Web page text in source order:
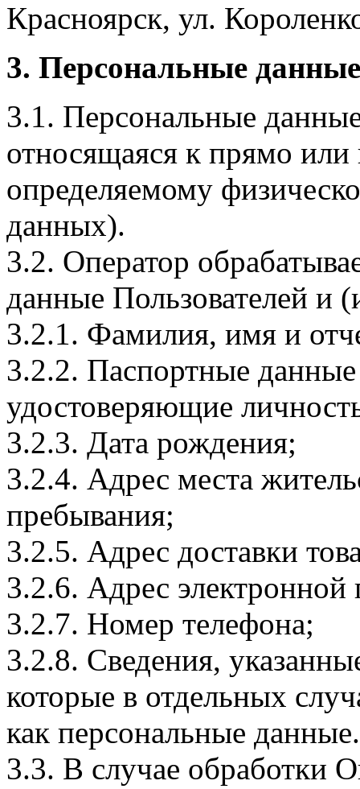
Красноярск, ул.
3. Персональные
3.1. Персональные
относящаяся к прямо
определяемому
данных).
3.2. Оператор
данные Пользователей и
3.2.1. Фамилия, имя и
3.2.2. Паспортные
удостоверяющие
3.2.3. Дата рождения;
3.2.4. Адрес места
пребывания;
3.2.5. Адрес доставки
3.2.6. Адрес электронной
3.2.7. Номер телефона;
3.2.8. Сведения,
которые в отдельных
как персональные данные.
3.3. В случае обработки